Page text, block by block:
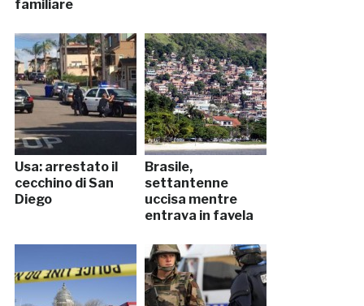
familiare
Usa: arrestato il
cecchino di San
Diego
Brasile,
settantenne
uccisa mentre
entrava in favela